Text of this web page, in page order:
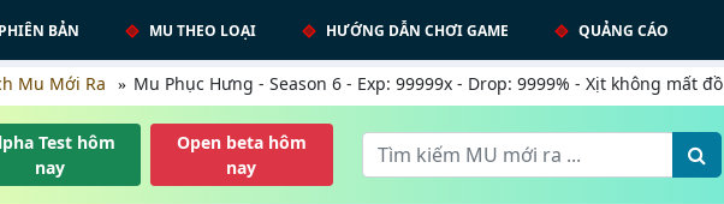
BẢN MU THEO LOẠI HƯỚNG DẪN CHƠI GAME QUẢNG CÁO
Mu Mới Ra Mu Phục Hưng - Season 6 - Exp: 99999x - Drop: 9999% - Xịt không mất đồ
Test hôm
nay
Open beta hôm
nay